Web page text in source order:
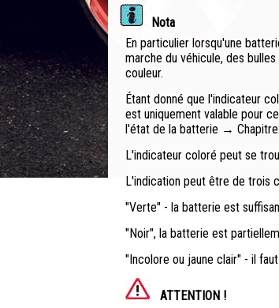
Nota
En particulier lorsqu'une
marche du véhicule, des
couleur.
Étant donné que l'indicateur
est uniquement valable pour
l'état de la batterie → Chapitre.
L'indicateur coloré peut se
L'indication peut être de trois
"Verte" - la batterie est
"Noir", la batterie est
"Incolore ou jaune clair" - il
ATTENTION !